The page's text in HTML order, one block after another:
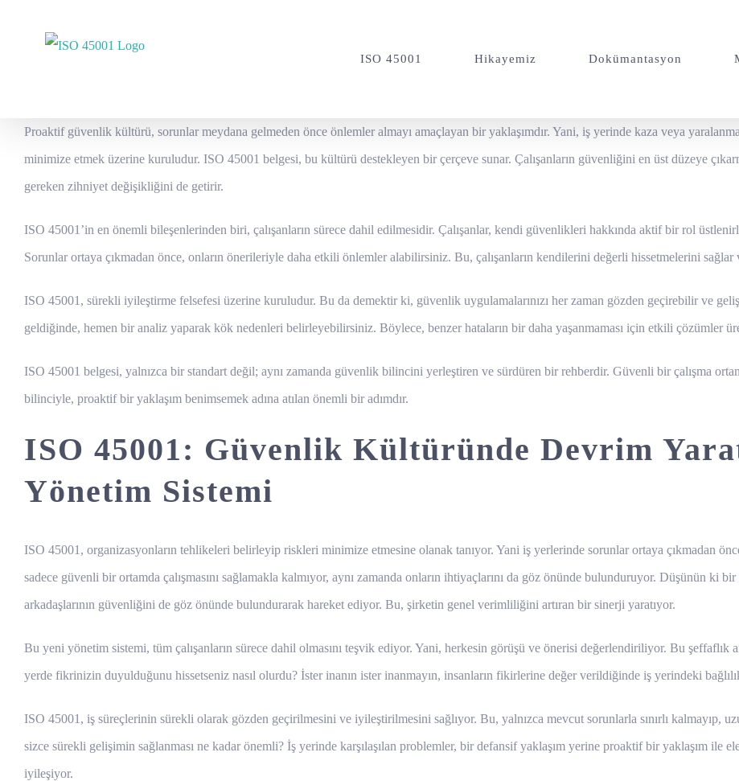
ISO 45001 Hikayemiz Dokümantasyon
Proaktif güvenlik kültürü, sorunlar meydana gelmeden önce önlemler almayı amaçlayan bir yaklaşımdır. Yani, iş yerinde kaza veya
minimize etmek üzerine kuruludur. ISO 45001 belgesi, bu kültürü destekleyen bir çerçeve sunar. Çalışanların güvenliğini en üst düzeye
gereken zihniyet değişikliğini de getirir.
ISO 45001’in en önemli bileşenlerinden biri, çalışanların sürece dahil edilmesidir. Çalışanlar, kendi güvenlikleri hakkında aktif bir rol
Sorunlar ortaya çıkmadan önce, onların önerileriyle daha etkili önlemler alabilirsiniz. Bu, çalışanların kendilerini değerli hissetmelerini
ISO 45001, sürekli iyileştirme felsefesi üzerine kuruludur. Bu da demektir ki, güvenlik uygulamalarınızı her zaman gözden geçirebilir ve
geldiğinde, hemen bir analiz yaparak kök nedenleri belirleyebilirsiniz. Böylece, benzer hataların bir daha yaşanmaması için etkili çözümler
ISO 45001 belgesi, yalnızca bir standart değil; aynı zamanda güvenlik bilincini yerleştiren ve sürdüren bir rehberdir. Güvenli bir çalışma
bilinciyle, proaktif bir yaklaşım benimsemek adına atılan önemli bir adımdır.
ISO 45001: Güvenlik Kültüründe Devrim
Yönetim Sistemi
ISO 45001, organizasyonların tehlikeleri belirleyip riskleri minimize etmesine olanak tanıyor. Yani iş yerlerinde sorunlar ortaya çıkmadan
sadece güvenli bir ortamda çalışmasını sağlamakla kalmıyor, aynı zamanda onların ihtiyaçlarını da göz önünde bulunduruyor. Düşünün ki
arkadaşlarının güvenliğini de göz önünde bulundurarak hareket ediyor. Bu, şirketin genel verimliliğini artıran bir sinerji yaratıyor.
Bu yeni yönetim sistemi, tüm çalışanların sürece dahil olmasını teşvik ediyor. Yani, herkesin görüşü ve önerisi değerlendiriliyor. Bu şeffaflık
yerde fikrinizin duyulduğunu hissetseniz nasıl olurdu? İster inanın ister inanmayın, insanların fikirlerine değer verildiğinde iş yerindeki
ISO 45001, iş süreçlerinin sürekli olarak gözden geçirilmesini ve iyileştirilmesini sağlıyor. Bu, yalnızca mevcut sorunlarla sınırlı kalmayıp,
sizce sürekli gelişimin sağlanması ne kadar önemli? İş yerinde karşılaşılan problemler, bir defansif yaklaşım yerine proaktif bir yaklaşım ile
iyileşiyor.